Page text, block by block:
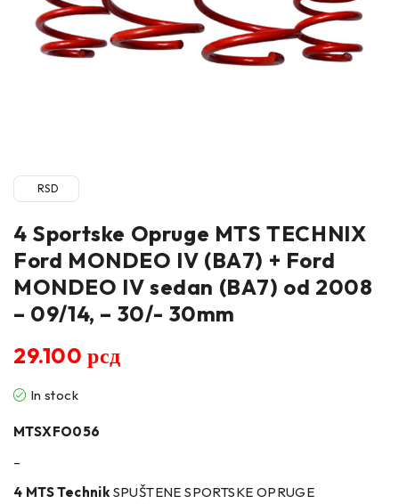
RSD
4 Sportske Opruge MTS TECHNIX
Ford MONDEO IV (BA7) + Ford
MONDEO IV sedan (BA7) od 2008
– 09/14, – 30/- 30mm
29.100рсд
In stock
MTSXFO056
–
4 MTS TechnikSPUŠTENE SPORTSKE OPRUGE